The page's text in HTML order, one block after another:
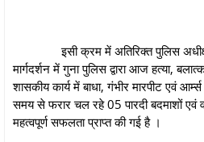
इसी क्रम में अतिरिक्त पुलिस
मार्गदर्शन में गुना पुलिस द्वारा आज हत्या,
शासकीय कार्य में बाधा, गंभीर मारपीट एवं
समय से फरार चल रहे 05 पारदी बदमाशों एवं
महत्वपूर्ण सफलता प्राप्त की गई है ।